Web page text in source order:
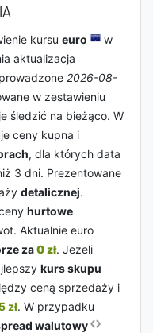
kursu euro
w
aktualizacja
2026-08-
w zestawieniu
śledzić na bieżąco. W
ceny kupna i
, dla których data
3 dni. Prezentowane
detalicznej.
hurtowe
Aktualnie euro
za0 zł. Jeżeli
kurs skupu
ceną sprzedaży i
zł. W przypadku
walutowy